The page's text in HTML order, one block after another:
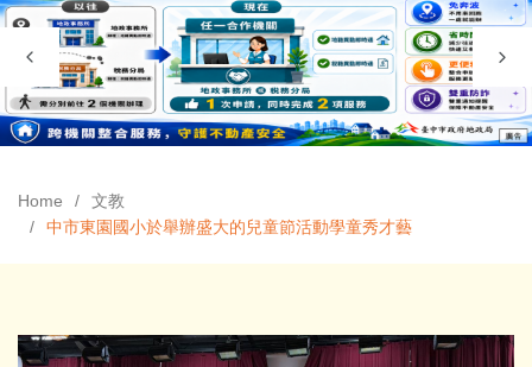
Home
文教
中市東園國小於舉辦盛大的兒童節活動學童秀才藝